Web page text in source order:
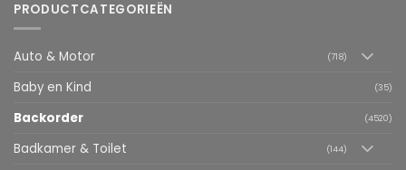
PRODUCTCATEGORIEËN
Auto & Motor (718)
Baby en Kind (35)
Backorder (4520)
Badkamer & Toilet (144)